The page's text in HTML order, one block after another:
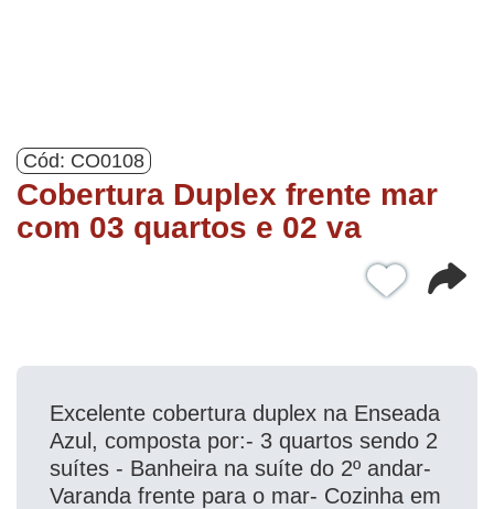
Cód: CO0108
Cobertura Duplex frente mar
com 03 quartos e 02 va
Excelente cobertura duplex na Enseada
Azul, composta por:- 3 quartos sendo 2
suítes - Banheira na suíte do 2º andar-
Varanda frente para o mar- Cozinha em